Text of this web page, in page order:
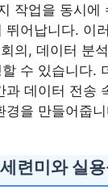
작업을 동시에
뛰어납니다. 이
의, 데이터 분
수 있습니다.
과 데이터 전송
경을 만들어줍
련미와 실